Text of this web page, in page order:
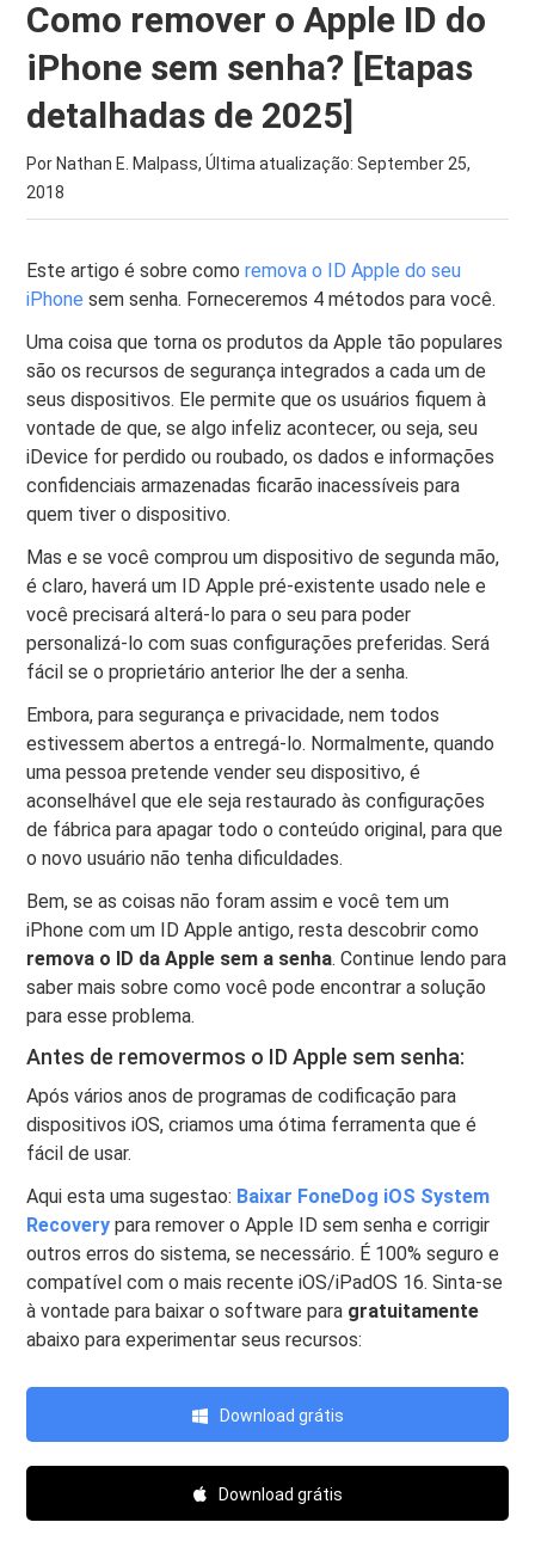
Como remover o Apple ID do
iPhone sem senha? [Etapas
detalhadas de 2025]
Por Nathan E. Malpass, Última atualização:September 25,
2018
Este artigo é sobre comoremova o ID Apple do seu
iPhone sem senha. Forneceremos 4 métodos para você.
Uma coisa que torna os produtos da Apple tão populares
são os recursos de segurança integrados a cada um de
seus dispositivos. Ele permite que os usuários fiquem à
vontade de que, se algo infeliz acontecer, ou seja, seu
iDevice for perdido ou roubado, os dados e informações
confidenciais armazenadas ficarão inacessíveis para
quem tiver o dispositivo.
Mas e se você comprou um dispositivo de segunda mão,
é claro, haverá um ID Apple pré-existente usado nele e
você precisará alterá-lo para o seu para poder
personalizá-lo com suas configurações preferidas. Será
fácil se o proprietário anterior lhe der a senha.
Embora, para segurança e privacidade, nem todos
estivessem abertos a entregá-lo. Normalmente, quando
uma pessoa pretende vender seu dispositivo, é
aconselhável que ele seja restaurado às configurações
de fábrica para apagar todo o conteúdo original, para que
o novo usuário não tenha dificuldades.
Bem, se as coisas não foram assim e você tem um
iPhone com um ID Apple antigo, resta descobrir como
remova o ID da Apple sem a senha. Continue lendo para
saber mais sobre como você pode encontrar a solução
para esse problema.
Antes de removermos o ID Apple sem senha:
Após vários anos de programas de codificação para
dispositivos iOS, criamos uma ótima ferramenta que é
fácil de usar.
Aqui esta uma sugestao: Baixar FoneDog iOS System
Recovery para remover o Apple ID sem senha e corrigir
outros erros do sistema, se necessário. É 100% seguro e
compatível com o mais recente iOS/iPadOS 16. Sinta-se
à vontade para baixar o software para gratuitamente
abaixo para experimentar seus recursos:
Download grátis
Download grátis